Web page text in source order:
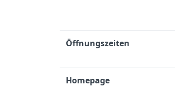
Öffnungszeiten
Homepage